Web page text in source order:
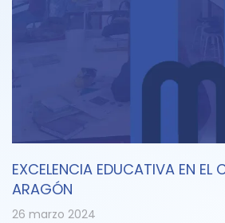
EXCELENCIA EDUCATIVA EN EL
ARAGÓN
26 marzo 2024